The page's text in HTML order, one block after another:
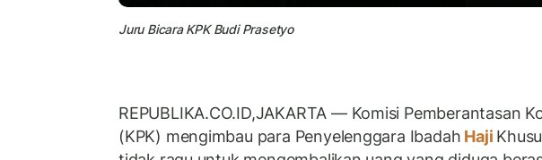
Juru Bicara KPK Budi Prasetyo
REPUBLIKA.CO.ID,JAKARTA — Komisi Pemberantasan
(KPK) mengimbau para Penyelenggara Ibadah Haji